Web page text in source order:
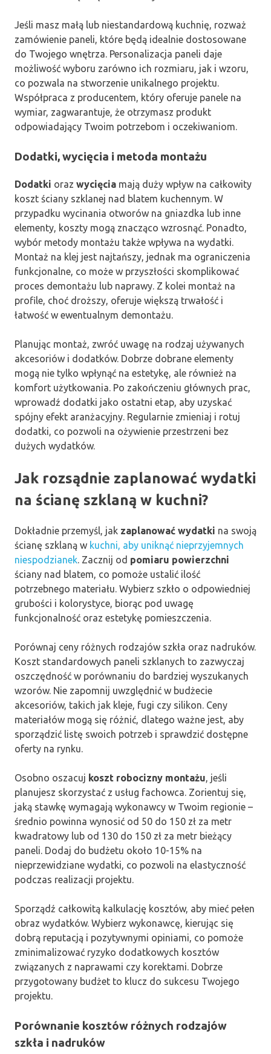
Jeśli masz małą lub niestandardową kuchnię, rozważ
zamówienie paneli, które będą idealnie dostosowane
do Twojego wnętrza. Personalizacja paneli daje
możliwość wyboru zarówno ich rozmiaru, jak i wzoru,
co pozwala na stworzenie unikalnego projektu.
Współpraca z producentem, który oferuje panele na
wymiar, zagwarantuje, że otrzymasz produkt
odpowiadający Twoim potrzebom i oczekiwaniom.
Dodatki, wycięcia i metoda montażu
Dodatki oraz wycięcia mają duży wpływ na całkowity
koszt ściany szklanej nad blatem kuchennym. W
przypadku wycinania otworów na gniazdka lub inne
elementy, koszty mogą znacząco wzrosnąć. Ponadto,
wybór metody montażu także wpływa na wydatki.
Montaż na klej jest najtańszy, jednak ma ograniczenia
funkcjonalne, co może w przyszłości skomplikować
proces demontażu lub naprawy. Z kolei montaż na
profile, choć droższy, oferuje większą trwałość i
łatwość w ewentualnym demontażu.
Planując montaż, zwróć uwagę na rodzaj używanych
akcesoriów i dodatków. Dobrze dobrane elementy
mogą nie tylko wpłynąć na estetykę, ale również na
komfort użytkowania. Po zakończeniu głównych prac,
wprowadź dodatki jako ostatni etap, aby uzyskać
spójny efekt aranżacyjny. Regularnie zmieniaj i rotuj
dodatki, co pozwoli na ożywienie przestrzeni bez
dużych wydatków.
Jak rozsądnie zaplanować wydatki
na ścianę szklaną w kuchni?
Dokładnie przemyśl, jak zaplanować wydatki na swoją
ścianę szklaną w kuchni, aby uniknąć nieprzyjemnych
niespodzianek. Zacznij od pomiaru powierzchni
ściany nad blatem, co pomoże ustalić ilość
potrzebnego materiału. Wybierz szkło o odpowiedniej
grubości i kolorystyce, biorąc pod uwagę
funkcjonalność oraz estetykę pomieszczenia.
Porównaj ceny różnych rodzajów szkła oraz nadruków.
Koszt standardowych paneli szklanych to zazwyczaj
oszczędność w porównaniu do bardziej wyszukanych
wzorów. Nie zapomnij uwzględnić w budżecie
akcesoriów, takich jak kleje, fugi czy silikon. Ceny
materiałów mogą się różnić, dlatego ważne jest, aby
sporządzić listę swoich potrzeb i sprawdzić dostępne
oferty na rynku.
Osobno oszacuj koszt robocizny montażu, jeśli
planujesz skorzystać z usług fachowca. Zorientuj się,
jaką stawkę wymagają wykonawcy w Twoim regionie –
średnio powinna wynosić od 50 do 150 zł za metr
kwadratowy lub od 130 do 150 zł za metr bieżący
paneli. Dodaj do budżetu około 10-15% na
nieprzewidziane wydatki, co pozwoli na elastyczność
podczas realizacji projektu.
Sporządź całkowitą kalkulację kosztów, aby mieć pełen
obraz wydatków. Wybierz wykonawcę, kierując się
dobrą reputacją i pozytywnymi opiniami, co pomoże
zminimalizować ryzyko dodatkowych kosztów
związanych z naprawami czy korektami. Dobrze
przygotowany budżet to klucz do sukcesu Twojego
projektu.
Porównanie kosztów różnych rodzajów
szkła i nadruków